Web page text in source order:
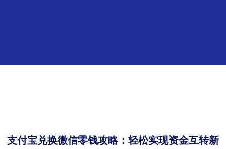
支付宝兑换微信零钱攻略：轻松实现资金互转新